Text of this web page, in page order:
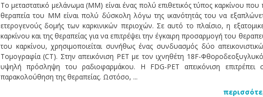
Το μεταστατικό μελάνωμα (MM) είναι ένας πολύ επιθετικός τύπος καρκίνου
θεραπεία του MM είναι πολύ δύσκολη λόγω της ικανότητάς του να
ετερογενούς δομής των καρκινικών περιοχών. Σε αυτό το πλαίσιο, η
καρκίνου και της θεραπείας για να επιτρέψει την έγκαιρη προσαρμογή του
του καρκίνου, χρησιμοποιείται συνήθως ένας συνδυασμός δύο
Τομογραφία (CT). Στην απεικόνιση PET με τον ιχνηθέτη 18F-
υψηλή πρόσληψη του ραδιοφαρμάκου. Η FDG-PET απεικόνιση επιτρέπει
παρακολούθηση της θεραπείας. Ωστόσο, ...